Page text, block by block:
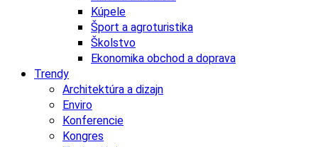
Kúpele
Šport a agroturistika
Školstvo
Ekonomika obchod a doprava
Trendy
Architektúra a dizajn
Enviro
Konferencie
Kongres